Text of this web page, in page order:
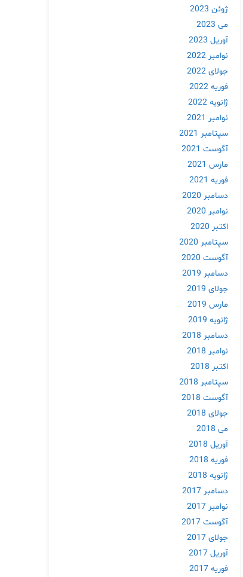
ژوئن 2023
می 2023
آوریل 2023
نوامبر 2022
جولای 2022
فوریه 2022
ژانویه 2022
نوامبر 2021
سپتامبر 2021
آگوست 2021
مارس 2021
فوریه 2021
دسامبر 2020
نوامبر 2020
اکتبر 2020
سپتامبر 2020
آگوست 2020
دسامبر 2019
جولای 2019
مارس 2019
ژانویه 2019
دسامبر 2018
نوامبر 2018
اکتبر 2018
سپتامبر 2018
آگوست 2018
جولای 2018
می 2018
آوریل 2018
فوریه 2018
ژانویه 2018
دسامبر 2017
نوامبر 2017
آگوست 2017
جولای 2017
آوریل 2017
فوریه 2017